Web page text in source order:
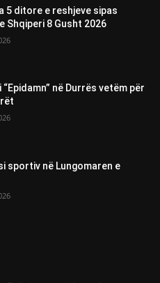
5 ditore e reshjeve sipas
Shqiperi 8 Gusht 2026
“Epidamn” në Durrës vetëm për
sportiv në Lungomaren e